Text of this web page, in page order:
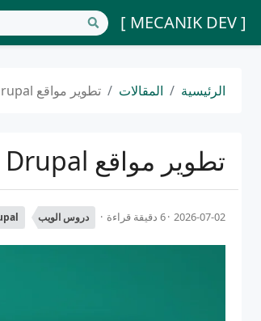
[ MECANIK DEV ]
الرئيسية المقالات تطوير مواقع Drupal - دليل 2026
تطوير مواقع Drupal - دليل 2026
2026-07-02 6 دقيقة قراءة دروس الويب